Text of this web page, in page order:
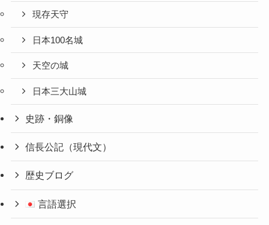
現存天守
日本100名城
天空の城
日本三大山城
史跡・銅像
信長公記（現代文）
歴史ブログ
言語選択